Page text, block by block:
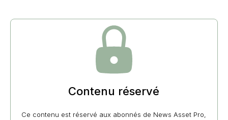
Contenu réservé
Ce contenu est réservé aux abonnés de News Asset Pro,